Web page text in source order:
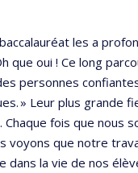
les a
que oui ! Ce long
personnes
» Leur plus grande
Chaque fois que nous
voyons que notre
dans la vie de nos